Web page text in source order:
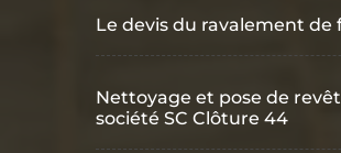
Le devis du ravalement
Nettoyage et pose de
société SC Clôture 44